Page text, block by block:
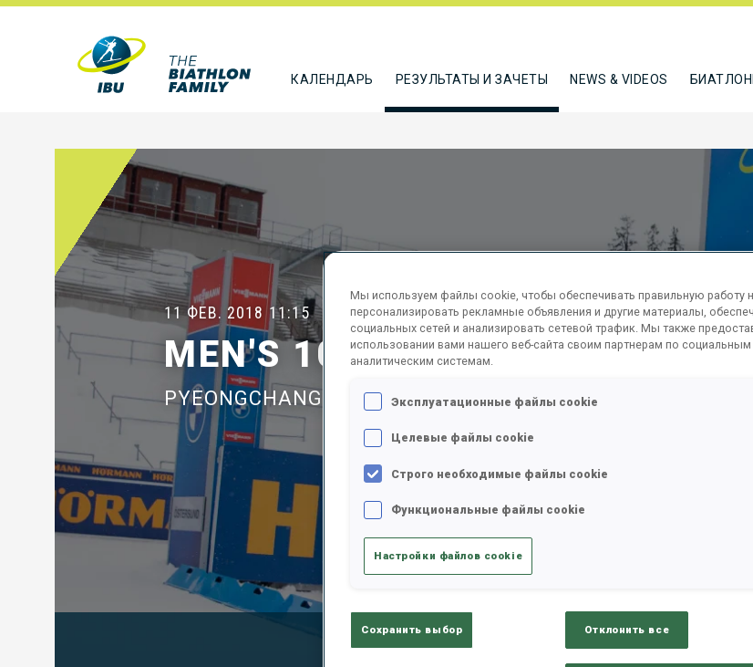
КАЛЕНДАРЬ РЕЗУЛЬТАТЫ И ЗАЧЕТЫ NEWS & VIDEOS
11 ФЕВ. 2018 11:15
MEN'S 10 KM SPRINT
PYEONGCHANG
Official Results
Мы используем файлы cookie, чтобы обеспечивать правильную работу
персонализировать рекламные объявления и другие материалы,
социальных сетей и анализировать сетевой трафик. Мы также
использовании вами нашего веб-сайта своим партнерам по
аналитическим системам.
Эксплуатационные файлы cookie
Целевые файлы cookie
Строго необходимые файлы cookie
Функциональные файлы cookie
Настройки файлов cookie
Сохранить выбор Отклонить все